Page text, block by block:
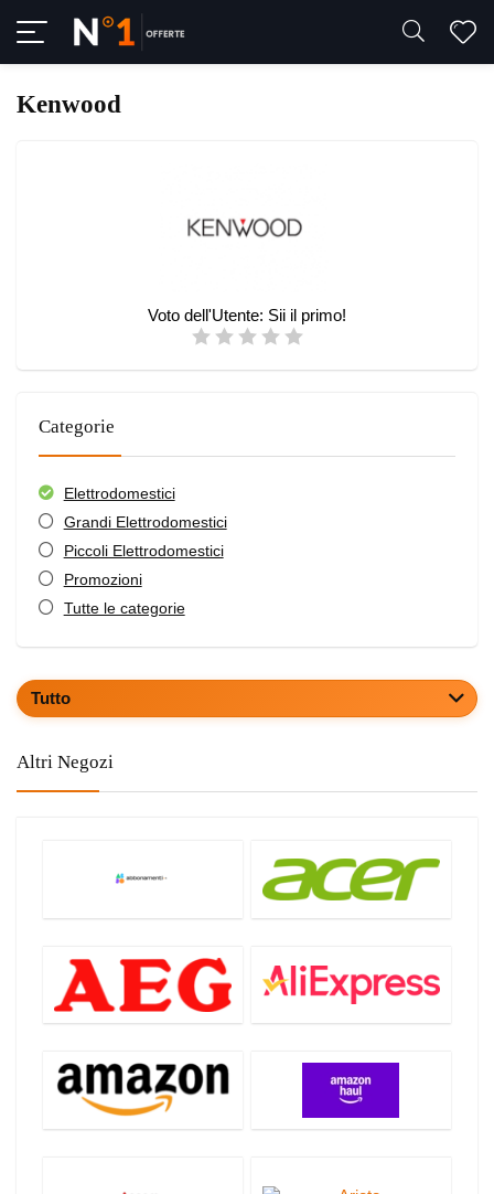
Kenwood
Voto dell'Utente: Sii il primo!
Categorie
Elettrodomestici
Grandi Elettrodomestici
Piccoli Elettrodomestici
Promozioni
Tutte le categorie
Tutto
Altri Negozi